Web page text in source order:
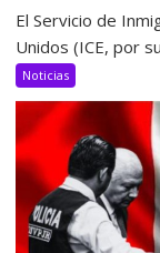
El Servicio de
Unidos (ICE, por
Noticias